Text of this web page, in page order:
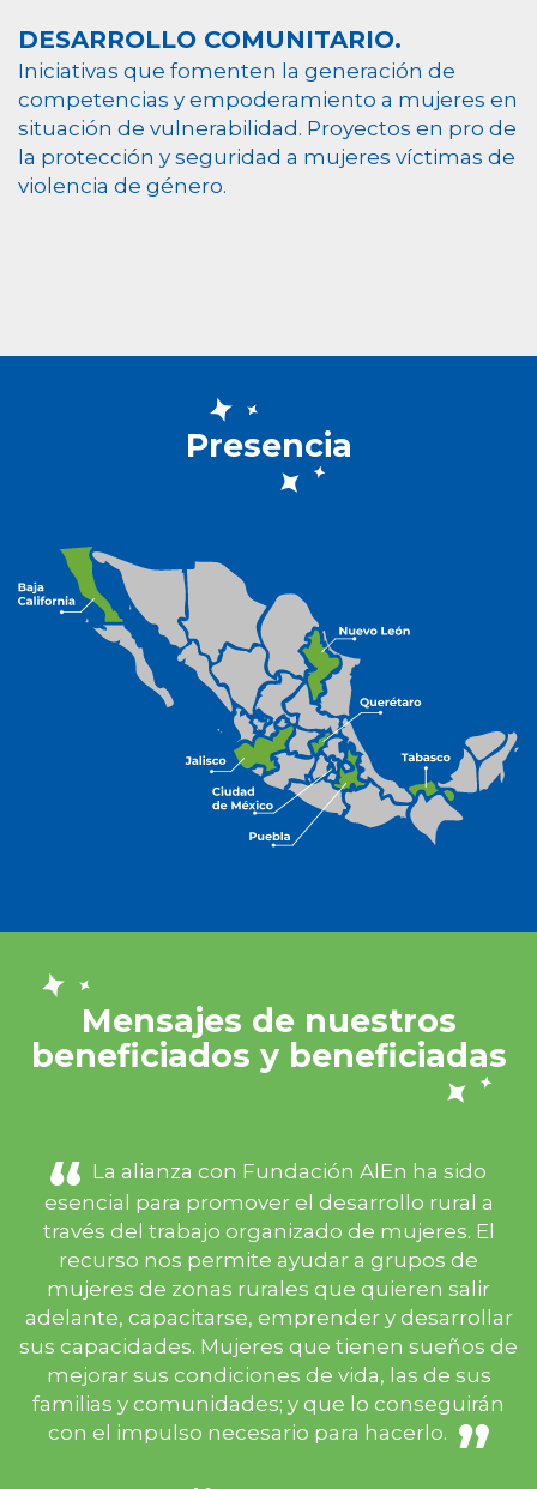
DESARROLLO COMUNITARIO.
Iniciativas que fomenten la generación de
competencias y empoderamiento a mujeres en
situación de vulnerabilidad. Proyectos en pro de
la protección y seguridad a mujeres víctimas de
violencia de género.
Presencia
Mensajes de nuestros
beneficiados y beneficiadas
La alianza con Fundación AlEn ha sido
esencial para promover el desarrollo rural a
través del trabajo organizado de mujeres. El
recurso nos permite ayudar a grupos de
mujeres de zonas rurales que quieren salir
adelante, capacitarse, emprender y desarrollar
sus capacidades. Mujeres que tienen sueños de
mejorar sus condiciones de vida, las de sus
familias y comunidades; y que lo conseguirán
con el impulso necesario para hacerlo.